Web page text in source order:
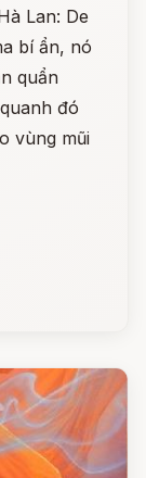
Lan: De
bí ẩn, nó
quẩn
đó
vùng mũi